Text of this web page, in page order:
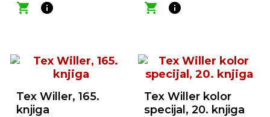
shopping_cart
info
shopping_cart
info
Tex Willer, 165.
knjiga
Tex Willer kolor
specijal, 20. knjiga